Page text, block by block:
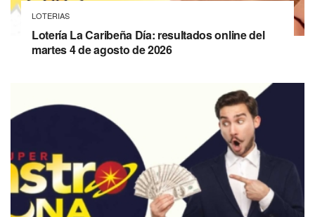
LOTERIAS
Lotería La Caribeña Día: resultados online del
martes 4 de agosto de 2026